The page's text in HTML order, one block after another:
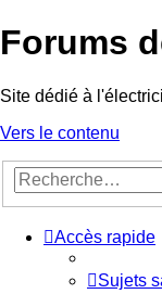
Forums
Site dédié à
Vers le contenu
Accès rapide
Sujets